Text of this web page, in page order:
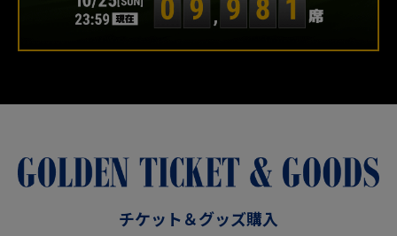
チケット＆グッズ購入